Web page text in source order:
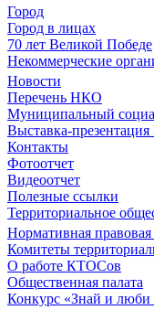
Город
Город в лицах
70 лет Великой Победе
Некоммерческие
Новости
Перечень НКО
Муниципальный
Выставка-
Контакты
Фотоотчет
Видеоотчет
Полезные ссылки
Территориальное
Нормативная правовая
Комитеты
О работе КТОСов
Общественная палата
Конкурс «Знай и